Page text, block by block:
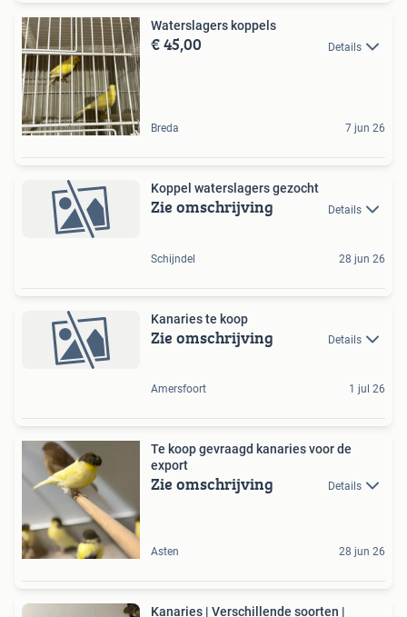
Waterslagers koppels
€ 45,00 Details
Breda 7 jun 26
Koppel waterslagers gezocht
Zie omschrijving Details
Schijndel 28 jun 26
Kanaries te koop
Zie omschrijving Details
Amersfoort 1 jul 26
Te koop gevraagd kanaries voor de
export
Zie omschrijving Details
Asten 28 jun 26
Kanaries | Verschillende soorten |